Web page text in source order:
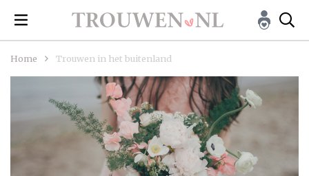
Home Trouwen in het buitenland